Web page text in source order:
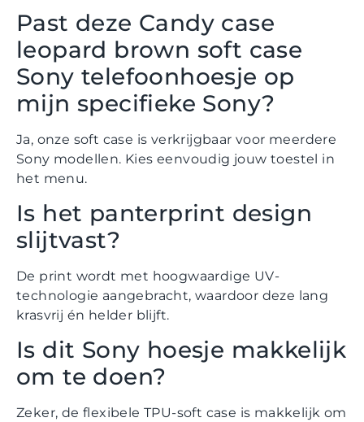
Past deze Candy case
leopard brown soft case
Sony telefoonhoesje op
mijn specifieke Sony?
Ja, onze soft case is verkrijgbaar voor meerdere
Sony modellen. Kies eenvoudig jouw toestel in
het menu.
Is het panterprint design
slijtvast?
De print wordt met hoogwaardige UV-
technologie aangebracht, waardoor deze lang
krasvrij én helder blijft.
Is dit Sony hoesje makkelijk
om te doen?
Zeker, de flexibele TPU-soft case is makkelijk om